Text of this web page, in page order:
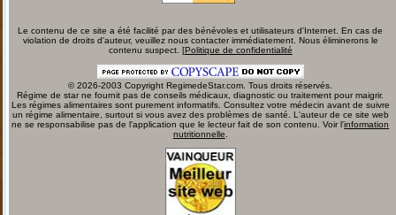
Le contenu de ce site a été facilité par des bénévoles et utilisateurs d'Internet. En cas de
violation de droits d'auteur, veuillez nous contacter immédiatement. Nous éliminerons le
contenu suspect. [Politique de confidentialité
© 2026-2003 Copyright RegimedeStar.com. Tous droits réservés.
Régime de star ne fournit pas de conseils médicaux, diagnostic ou traitement pour maigrir.
Les régimes alimentaires sont purement informatifs. Consultez votre médecin avant de suivre
un régime alimentaire, surtout si vous avez des problèmes de santé. L'auteur de ce site web
ne se responsabilise pas de l'application que le lecteur fait de son contenu. Voir l'information
nutritionnelle